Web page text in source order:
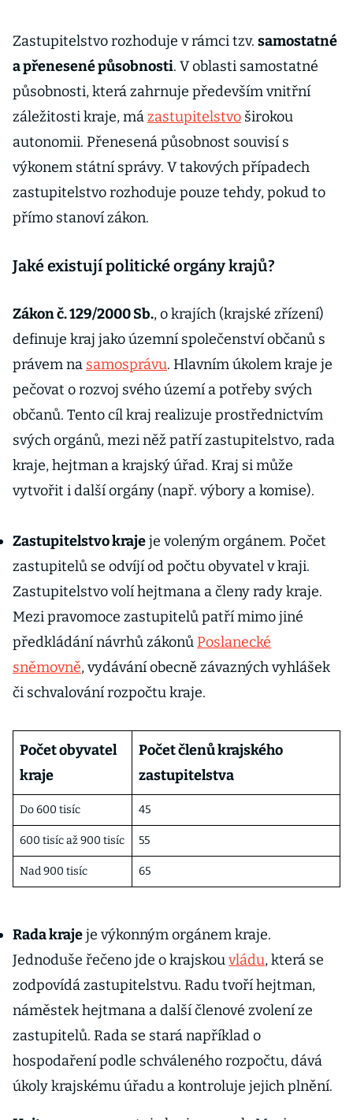
Zastupitelstvo rozhoduje v rámci tzv. samostatné
a přenesené působnosti. V oblasti samostatné
působnosti, která zahrnuje především vnitřní
záležitosti kraje, mázastupitelstvo širokou
autonomii. Přenesená působnost souvisí s
výkonem státní správy. V takových případech
zastupitelstvo rozhoduje pouze tehdy, pokud to
přímo stanoví zákon.
Jaké existují politické orgány krajů?
Zákon č. 129/2000 Sb., o krajích (krajské zřízení)
definuje kraj jako územní společenství občanů s
právem na samosprávu. Hlavním úkolem kraje je
pečovat o rozvoj svého území a potřeby svých
občanů. Tento cíl kraj realizuje prostřednictvím
svých orgánů, mezi něž patří zastupitelstvo, rada
kraje, hejtman a krajský úřad. Kraj si může
vytvořit i další orgány (např. výbory a komise).
Zastupitelstvo krajeje voleným orgánem. Počet
zastupitelů se odvíjí od počtu obyvatel v kraji.
Zastupitelstvo volí hejtmana a členy rady kraje.
Mezi pravomoce zastupitelů patří mimo jiné
předkládání návrhů zákonů Poslanecké
sněmovně, vydávání obecně závazných vyhlášek
či schvalování rozpočtu kraje.
Počet obyvatel
kraje
Počet členů krajského
zastupitelstva
Do 600 tisíc 45
600 tisíc až 900 tisíc 55
Nad 900 tisíc 65
Rada krajeje výkonným orgánem kraje.
Jednoduše řečeno jde o krajskouvládu, která se
zodpovídá zastupitelstvu. Radu tvoří hejtman,
náměstek hejtmana a další členové zvolení ze
zastupitelů. Rada se stará například o
hospodaření podle schváleného rozpočtu, dává
úkoly krajskému úřadu a kontroluje jejich plnění.